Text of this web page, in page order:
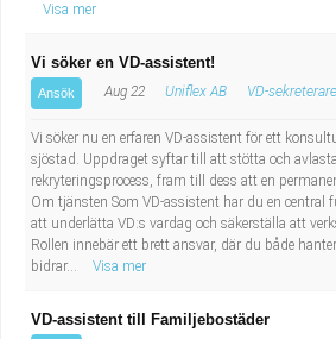
Visa mer
Vi söker en VD-assistent!
Ansök Aug 22 Uniflex AB VD-sekreterare
Vi söker nu en erfaren VD-assistent för ett
sjöstad. Uppdraget syftar till att stötta och
rekryteringsprocess, fram till dess att en
Om tjänsten Som VD-assistent har du en
att underlätta VD:s vardag och säkerställa att
Rollen innebär ett brett ansvar, där du både
bidrar...
Visa mer
VD-assistent till Familjebostäder